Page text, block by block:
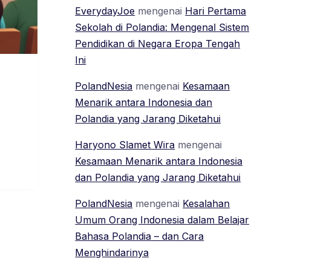
EverydayJoe mengenai Hari Pertama
Sekolah di Polandia: Mengenal Sistem
Pendidikan di Negara Eropa Tengah
Ini
PolandNesia mengenai Kesamaan
Menarik antara Indonesia dan
Polandia yang Jarang Diketahui
Haryono Slamet Wira mengenai
Kesamaan Menarik antara Indonesia
dan Polandia yang Jarang Diketahui
PolandNesia mengenai Kesalahan
Umum Orang Indonesia dalam Belajar
Bahasa Polandia – dan Cara
Menghindarinya